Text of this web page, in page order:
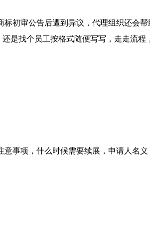
初审公告后遭到异议，代理组织还会
是找个员工按格式随便写写，走走流程
事项，什么时候需要续展，申请人名义